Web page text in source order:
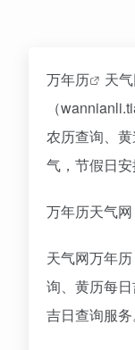
万年历 天
（
农历查询、
气，节假日
万年历天气
天气网万年
询、黄历每
吉日查询服务